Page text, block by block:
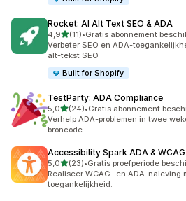
Rocket: AI Alt Text SEO & ADA
4,9van 5 sterren
(11)
11 recensies in totaal
•Gratis abonnement
Verbeter SEO en ADA-
alt-tekst SEO
Built for Shopify
TestParty: ADA Compliance
5,0van 5 sterren
(24)
24 recensies in totaal
•Gratis abonnement
Verhelp ADA-problemen in twee
broncode
Accessibility Spark ADA & WCAG
5,0van 5 sterren
(23)
23 recensies in totaal
•Gratis proefperiode
Realiseer WCAG- en ADA-naleving
toegankelijkheid.